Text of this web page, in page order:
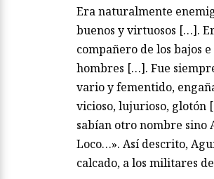
Era naturalmente
buenos y virtuosos […].
compañero de los bajos
hombres […]. Fue
vario y fementido,
vicioso, lujurioso, glotón
sabían otro nombre sino
Loco…». Así descrito,
calcado, a los militares